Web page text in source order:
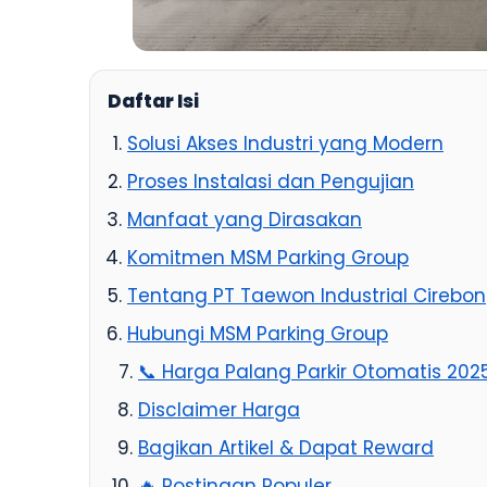
Daftar Isi
Solusi Akses Industri yang Modern
Proses Instalasi dan Pengujian
Manfaat yang Dirasakan
Komitmen MSM Parking Group
Tentang PT Taewon Industrial Cirebon
Hubungi MSM Parking Group
📞 Harga Palang Parkir Otomatis
Disclaimer Harga
Bagikan Artikel & Dapat Reward